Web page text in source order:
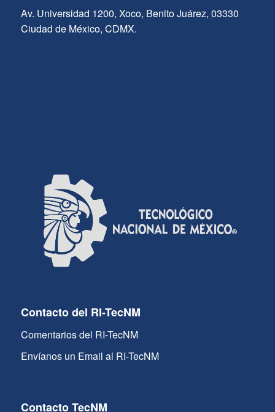
Av. Universidad 1200, Xoco, Benito Juárez, 03330
Ciudad de México, CDMX.
Contacto del RI-TecNM
Comentarios del RI-TecNM
Envíanos un Email al RI-TecNM
Contacto TecNM